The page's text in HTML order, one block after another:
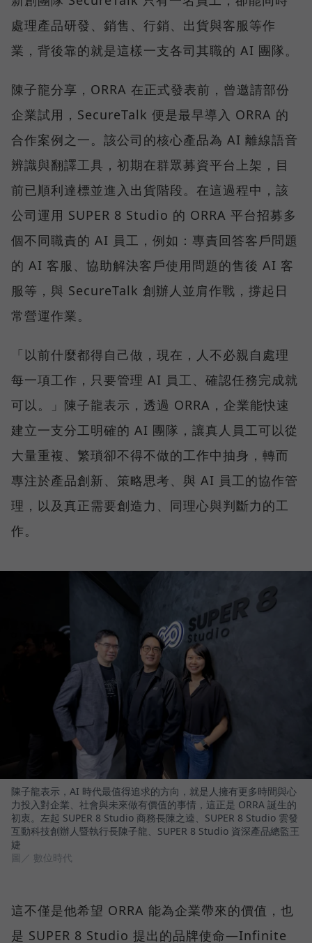
處理產品研發、銷售、行銷、出貨與客服等作
業，背後靠的就是這樣一支各司其職的 AI 團隊。
陳子龍分享，ORRA 在正式發表前，曾邀請部份
企業試用，SecureTalk 便是最早導入 ORRA 的
合作案例之一。該公司的核心產品為 AI 離線語音
辨識與翻譯工具，初期在群眾募資平台上架，目
前已順利達標並進入出貨階段。在這過程中，該
公司運用 SUPER 8 Studio 的 ORRA 平台招募多
個不同職責的 AI 員工，例如：專責回答客戶問題
的 AI 客服、協助解決客戶使用問題的售後 AI 客
服等，與 SecureTalk 創辦人並肩作戰，撐起日
常營運作業。
「以前什麼都得自己做，現在，人不必親自處理
每一項工作，只要管理 AI 員工、確認任務完成就
可以。」陳子龍表示，透過 ORRA，企業能快速
建立一支分工明確的 AI 團隊，讓真人員工可以從
大量重複、繁瑣卻不得不做的工作中抽身，轉而
專注於產品創新、策略思考、與 AI 員工的協作管
理，以及真正需要創造力、同理心與判斷力的工
作。
陳子龍表示，AI 時代最值得追求的方向，就是人擁有更多時間與心
力投入對企業、社會與未來做有價值的事情，這正是 ORRA 誕生的
初衷。左起 SUPER 8 Studio 商務長陳之逵、SUPER 8 Studio 雲發
互動科技創辦人暨執行長陳子龍、SUPER 8 Studio 資深產品總監王
婕
圖／ 數位時代
這不僅是他希望 ORRA 能為企業帶來的價值，也
是 SUPER 8 Studio 提出的品牌使命—Infinite